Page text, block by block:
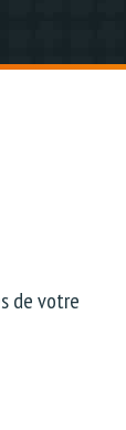
de votre